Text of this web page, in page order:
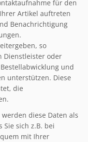
für den
Artikel auftreten
Benachrichtigung
so
Dienstleister oder
und
unterstützen. Diese
die
diese Daten als
Sie sich z.B. bei
mit Ihrer